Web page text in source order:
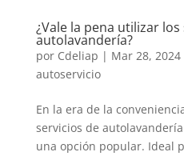
¿Vale la pena utilizar
autolavandería?
por Cdeliap | Mar 28, 2024
autoservicio
En la era de la
servicios de
una opción popular. Ideal